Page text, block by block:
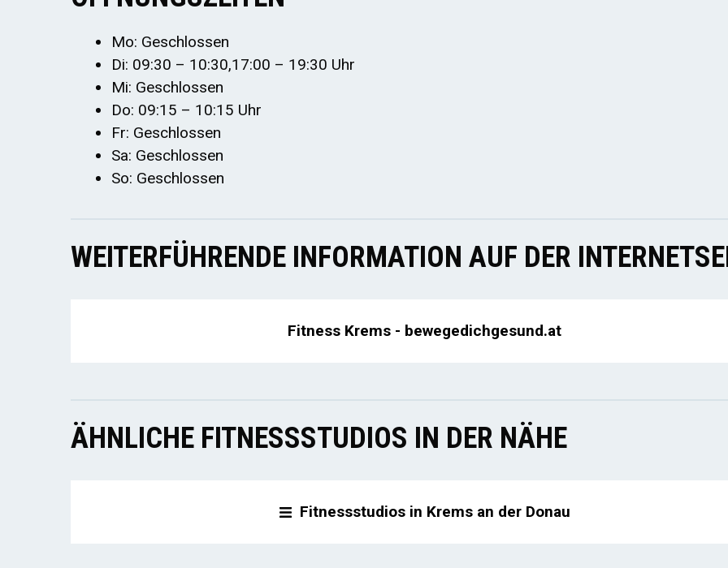
Mo: Geschlossen
Di: 09:30 – 10:30,17:00 – 19:30 Uhr
Mi: Geschlossen
Do: 09:15 – 10:15 Uhr
Fr: Geschlossen
Sa: Geschlossen
So: Geschlossen
WEITERFÜHRENDE INFORMATION AUF DER
Fitness Krems - bewegedichgesund.at
ÄHNLICHE FITNESSSTUDIOS IN DER NÄHE
Fitnessstudios in Krems an der Donau